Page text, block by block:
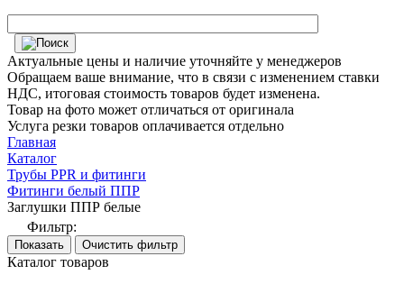
Актуальные цены и наличие уточняйте у менеджеров
Обращаем ваше внимание, что в связи с изменением ставки
НДС, итоговая стоимость товаров будет изменена.
Товар на фото может отличаться от оригинала
Услуга резки товаров оплачивается отдельно
Главная
Каталог
Трубы PPR и фитинги
Фитинги белый ППР
Заглушки ППР белые
Фильтр:
Каталог товаров